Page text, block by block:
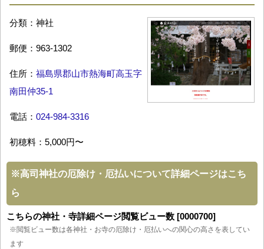
分類：神社
郵便：963-1302
住所： 福島県郡山市熱海町高玉字
南田仲35-1
電話： 024-984-3316
初穂料：5,000円〜
※高司神社の厄除け・厄払いについて詳細ページはこち
ら
こちらの神社・寺詳細ページ閲覧ビュー数 [0000700]
※閲覧ビュー数は各神社・お寺の厄除け・厄払いへの関心の高さを表してい
ます